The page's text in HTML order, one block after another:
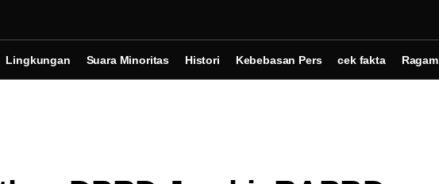
Lingkungan Suara Minoritas Histori Kebebasan Pers cek fakta Ragam